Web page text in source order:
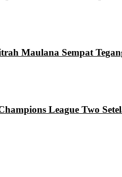
Maulana Sempat
League Two